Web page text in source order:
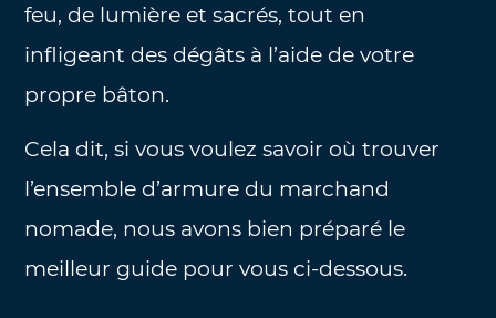
feu, de lumière et sacrés, tout en
infligeant des dégâts à l’aide de votre
propre bâton.
Cela dit, si vous voulez savoir où trouver
l’ensemble d’armure du marchand
nomade, nous avons bien préparé le
meilleur guide pour vous ci-dessous.